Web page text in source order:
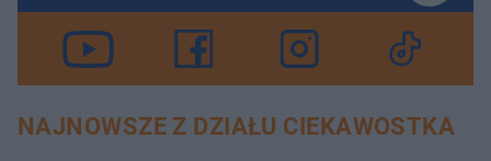
NAJNOWSZE Z DZIAŁU CIEKAWOSTKA